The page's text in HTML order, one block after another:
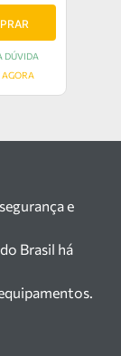
DÚVIDA
AGORA
e
Brasil há